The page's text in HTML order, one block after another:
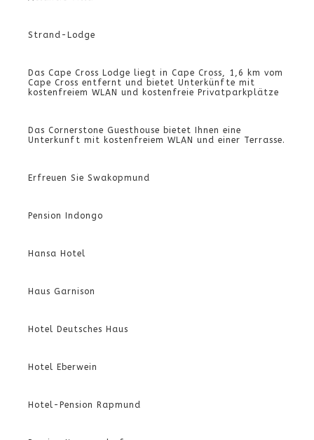
Strand-Lodge
Das Cape Cross Lodge liegt in Cape Cross, 1,6 km vom
Cape Cross entfernt und bietet Unterkünfte mit
kostenfreiem WLAN und kostenfreie Privatparkplätze
Das Cornerstone Guesthouse bietet Ihnen eine
Unterkunft mit kostenfreiem WLAN und einer Terrasse.
Erfreuen Sie Swakopmund
Pension Indongo
Hansa Hotel
Haus Garnison
Hotel Deutsches Haus
Hotel Eberwein
Hotel-Pension Rapmund